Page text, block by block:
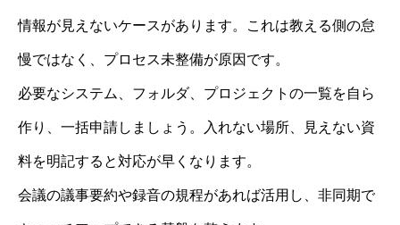
情報が見えないケースがあります。これは教える側の怠
慢ではなく、プロセス未整備が原因です。
必要なシステム、フォルダ、プロジェクトの一覧を自ら
作り、一括申請しましょう。入れない場所、見えない資
料を明記すると対応が早くなります。
会議の議事要約や録音の規程があれば活用し、非同期で